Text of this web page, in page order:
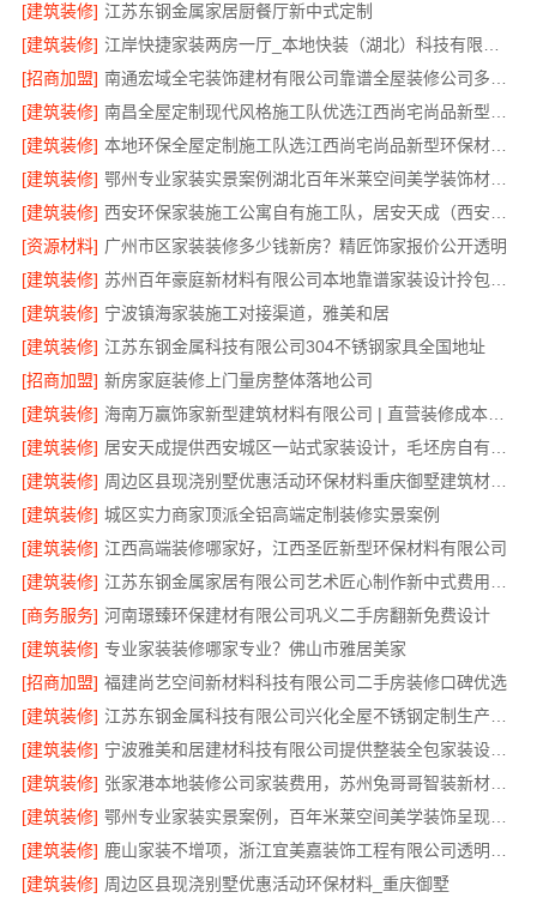
[建筑装修] 江苏东钢金属家居厨餐厅新中式定制
[建筑装修]
[招商加盟]
[建筑装修]
[建筑装修]
本地环保全屋定制施工队选江西尚宅尚品新型环保材料有限公司
[建筑装修]
鄂州专业家装实景案例湖北百年米莱空间美学装饰材料有限公司
[建筑装修]
[资源材料] 广州市区家装装修多少钱新房？精匠饰家报价公开透明
[建筑装修]
[建筑装修] 宁波镇海家装施工对接渠道，雅美和居
[建筑装修] 江苏东钢金属科技有限公司304不锈钢家具全国地址
[招商加盟] 新房家庭装修上门量房整体落地公司
[建筑装修]
海南万赢饰家新型建筑材料有限公司 | 直营装修成本管控
[建筑装修]
[建筑装修]
周边区县现浇别墅优惠活动环保材料重庆御墅建筑材料有限公司
[建筑装修] 城区实力商家顶派全铝高端定制装修实景案例
[建筑装修] 江西高端装修哪家好，江西圣匠新型环保材料有限公司
[建筑装修]
[商务服务] 河南璟臻环保建材有限公司巩义二手房翻新免费设计
[建筑装修] 专业家装装修哪家专业？佛山市雅居美家
[招商加盟] 福建尚艺空间新材料科技有限公司二手房装修口碑优选
[建筑装修]
[建筑装修]
宁波雅美和居建材科技有限公司提供整装全包家装设计厨卫改造服务
[建筑装修]
张家港本地装修公司家装费用，苏州兔哥哥智装新材料有限公司全包套餐
[建筑装修]
鄂州专业家装实景案例，百年米莱空间美学装饰呈现品质施工
[建筑装修]
[建筑装修] 周边区县现浇别墅优惠活动环保材料_重庆御墅